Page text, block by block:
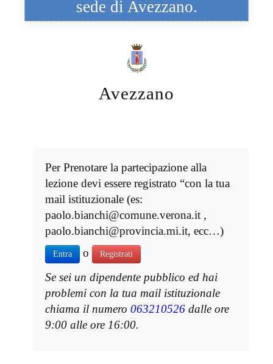
sede di Avezzano.
Avezzano
Per Prenotare la partecipazione alla
lezione devi essere registrato “con la tua
mail istituzionale (es:
paolo.bianchi@comune.verona.it ,
paolo.bianchi@provincia.mi.it, ecc…)
Entra o Registrati
Se sei un dipendente pubblico ed hai
problemi con la tua mail istituzionale
chiama il numero 063210526 dalle ore
9:00 alle ore 16:00.